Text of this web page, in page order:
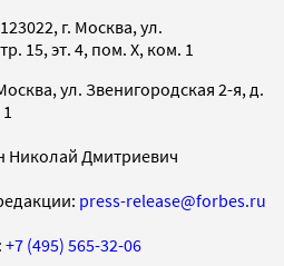
г. Москва, ул.
15, эт. 4, пом. X, ком. 1
ул. Звенигородская 2-я, д.
Николай Дмитриевич
press-release@forbes.ru
+7 (495) 565-32-06